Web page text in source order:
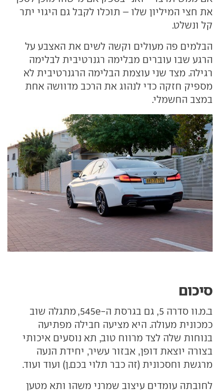
את חצי המיליון שלו – תוכלו לקבל גם היגוי יתר
קל ונשלט.
הבלמים פה מעולים וקשה לשים את האצבע על
הרגע שבו עוברים מבלימה רגנרטיבית לבלימה
רגילה. מצד שני עוצמת הבלימה הרגנרטיבית לא
מספיק חזקה כדי לנהוג את הרכב מדוושה אחת
במצב החשמלי.
סיכום
ב.מ.וו סדרה 5, גם בגרסת ה-545e, מתגלה שוב
כמכונית מעולה. היא מציעה חבילה מפתיעה
בנוחות שלה לצד מרווח טוב, תא נוסעים איכותי
בצורה יוצאת דופן, אבזור עשיר, יחידת הנעה
מרגשת וחסכונית (זה כבר תלוי בכם.ן) ועוד ועוד.
לחובתה עומדים עיצוב שמרני משהו ותא מטען